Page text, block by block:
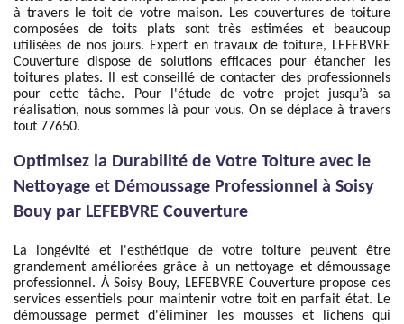
à travers le toit de votre maison. Les couvertures de toiture
composées de toits plats sont très estimées et beaucoup
utilisées de nos jours. Expert en travaux de toiture, LEFEBVRE
Couverture dispose de solutions efficaces pour étancher les
toitures plates. Il est conseillé de contacter des professionnels
pour cette tâche. Pour l'étude de votre projet jusqu’à sa
réalisation, nous sommes là pour vous. On se déplace à travers
tout 77650.
Optimisez la Durabilité de Votre Toiture avec le
Nettoyage et Démoussage Professionnel à Soisy
Bouy par LEFEBVRE Couverture
La longévité et l'esthétique de votre toiture peuvent être
grandement améliorées grâce à un nettoyage et démoussage
professionnel. À Soisy Bouy, LEFEBVRE Couverture propose ces
services essentiels pour maintenir votre toit en parfait état. Le
démoussage permet d'éliminer les mousses et lichens qui